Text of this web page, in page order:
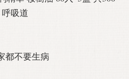
吸道
都不要生病